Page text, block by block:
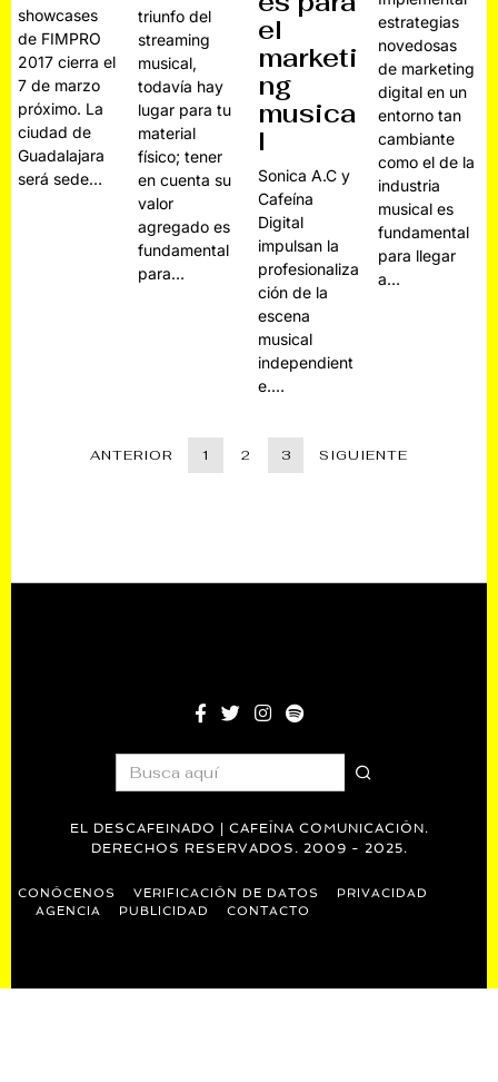
showcases
de FIMPRO
2017 cierra el
7 de marzo
próximo. La
ciudad de
Guadalajara
será sede…
triunfo del
streaming
musical,
todavía hay
lugar para tu
material
físico; tener
en cuenta su
valor
agregado es
fundamental
para…
el
marketi
ng
musica
l
Sonica A.C y
Cafeína
Digital
impulsan la
profesionaliza
ción de la
escena
musical
independient
e.…
estrategias
novedosas
de marketing
digital en un
entorno tan
cambiante
como el de la
industria
musical es
fundamental
para llegar
a…
ANTERIOR 1 2 3 SIGUIENTE
EL DESCAFEINADO | CAFEÍNA COMUNICACIÓN.
DERECHOS RESERVADOS. 2009 - 2025.
CONÓCENOS VERIFICACIÓN DE DATOS
PRIVACIDAD
AGENCIA
PUBLICIDAD CONTACTO